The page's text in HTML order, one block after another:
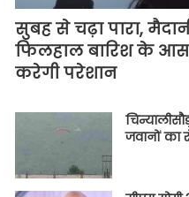
सुबह से चढ़ा पारा,
फिलहाल बारिश के
करेगी परेशान
जवानों का